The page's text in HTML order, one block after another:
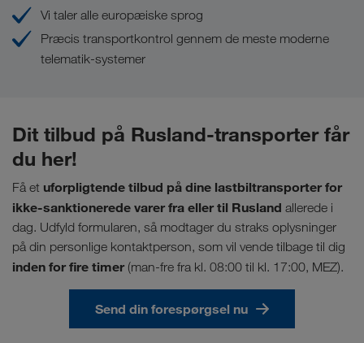
Vi taler alle europæiske sprog
Præcis transportkontrol gennem de meste moderne
telematik-systemer
Dit tilbud på Rusland-transporter får
du her!
Få et uforpligtende tilbud på dine lastbiltransporter for
ikke-sanktionerede varer fra eller til Rusland allerede i
dag. Udfyld formularen, så modtager du straks oplysninger
på din personlige kontaktperson, som vil vende tilbage til dig
inden for fire timer (man-fre fra kl. 08:00 til kl. 17:00, MEZ).
Send din forespørgsel nu